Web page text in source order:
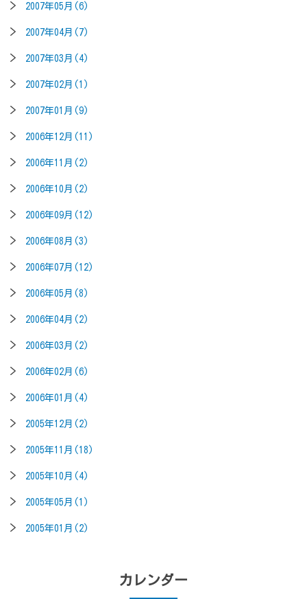
2007年05月(6)
2007年04月(7)
2007年03月(4)
2007年02月(1)
2007年01月(9)
2006年12月(11)
2006年11月(2)
2006年10月(2)
2006年09月(12)
2006年08月(3)
2006年07月(12)
2006年05月(8)
2006年04月(2)
2006年03月(2)
2006年02月(6)
2006年01月(4)
2005年12月(2)
2005年11月(18)
2005年10月(4)
2005年05月(1)
2005年01月(2)
カレンダー